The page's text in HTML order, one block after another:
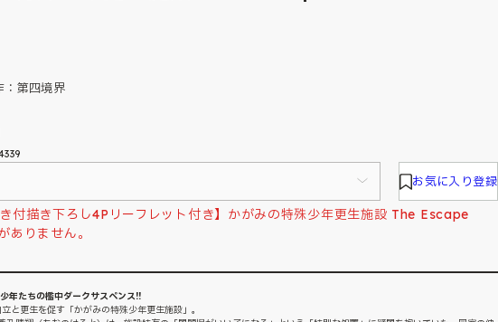
第四境界
お気に入り登録
き付描き下ろし4Pリーフレット付き】かがみの特殊少年更生施設 The Escape
りません。
年たちの檻中ダークサスペンス!!
と更生を促す「かがみの特殊少年更生施設」。